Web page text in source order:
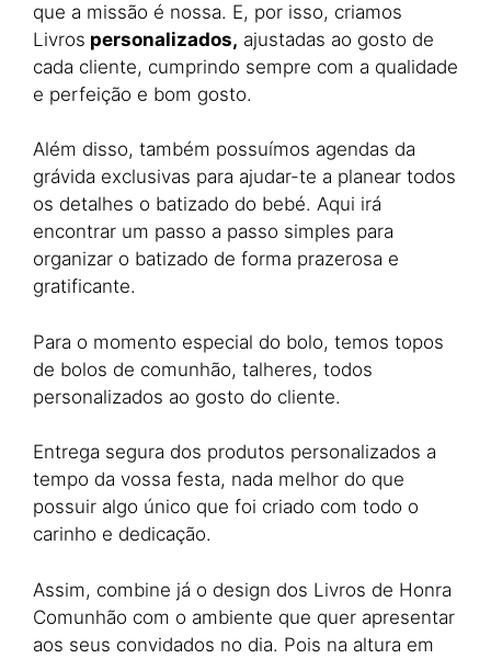
que a missão é nossa. E, por isso, criamos
Livros personalizados, ajustadas ao gosto de
cada cliente, cumprindo sempre com a qualidade
e perfeição e bom gosto.
Além disso, também possuímos agendas da
grávida exclusivas para ajudar-te a planear todos
os detalhes o batizado do bebé. Aqui irá
encontrar um passo a passo simples para
organizar o batizado de forma prazerosa e
gratificante.
Para o momento especial do bolo, temos topos
de bolos de comunhão, talheres, todos
personalizados ao gosto do cliente.
Entrega segura dos produtos personalizados a
tempo da vossa festa, nada melhor do que
possuir algo único que foi criado com todo o
carinho e dedicação.
Assim, combine já o design dos Livros de Honra
Comunhão com o ambiente que quer apresentar
aos seus convidados no dia. Pois na altura em